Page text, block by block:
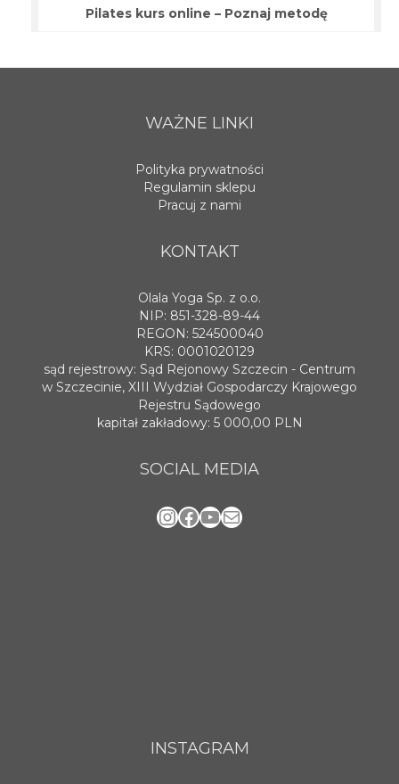
Pilates kurs online – Poznaj metodę
WAŻNE LINKI
Polityka prywatności
Regulamin sklepu
Pracuj z nami
KONTAKT
Olala Yoga Sp. z o.o.
NIP: 851-328-89-44
REGON: 524500040
KRS: 0001020129
sąd rejestrowy: Sąd Rejonowy Szczecin - Centrum
w Szczecinie, XIII Wydział Gospodarczy Krajowego
Rejestru Sądowego
kapitał zakładowy: 5 000,00 PLN
SOCIAL MEDIA
Instagram
Facebook
YouTube
Mail
INSTAGRAM